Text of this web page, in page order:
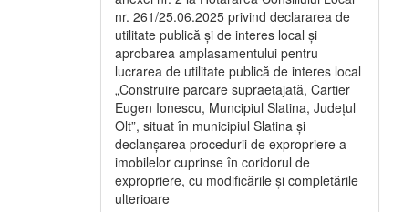
nr. 261/25.06.2025 privind declararea de
utilitate publică şi de interes local şi
aprobarea amplasamentului pentru
lucrarea de utilitate publică de interes local
„Construire parcare supraetajată, Cartier
Eugen Ionescu, Muncipiul Slatina, Judeţul
Olt”, situat în municipiul Slatina şi
declanşarea procedurii de expropriere a
imobilelor cuprinse în coridorul de
expropriere, cu modificările şi completările
ulterioare